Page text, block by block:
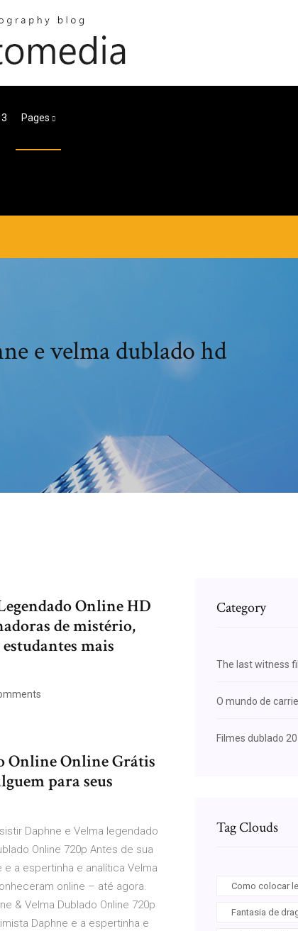
Pages
e velma dublado hd
Online HD
de mistério,
mais
Online Online Grátis
para seus
Daphne e Velma legendado
Online 720p Antes de sua
a espertinha e analítica Velma
online – até agora.
& Velma Dublado Online 720p
Daphne e a espertinha e
Category
The last witness
O mundo de
Filmes dublado
Tag Clouds
Como colocar
Fantasia de